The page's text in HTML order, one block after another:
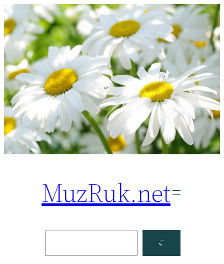
Перейти
к
содержимому
MuzRuk.net
Facebook